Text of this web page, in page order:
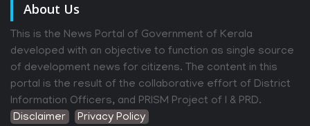
About Us
This is the News Portal of Government of Kerala
developed with an objective to function as single source
of development news for citizens. The content in this
portal is the result of the collaborative effort of District
Information Officers, and PRISM Project of I & PRD.
Disclaimer
Privacy Policy